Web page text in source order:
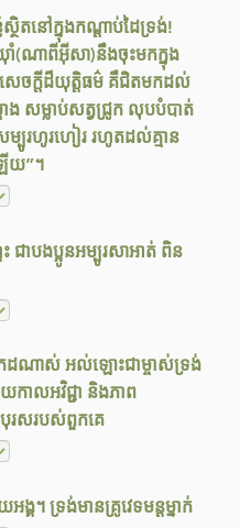
តនៅក្នុងកណ្តាប់ដៃទ្រង់!
(ណាពីអ៊ីសា)នឹងចុះមកក្នុង
សេចក្តីដ៏យុត្តិធម៌ គឺជិតមកដល់
សម្លាប់សត្វជ្រូក លុបបំបាត់
ម្បូរហូរហៀរ រហូតដល់គ្មាន
យ”។
ជាបងប្អូនអម្បូរសាអាត់ ពិន
ណាស់ អល់ឡោះជាម្ចាស់ទ្រង់
ាលអវិជ្ជា និងភាព
រសរបស់ពួកគេ
គ។ ទ្រង់មានគ្រូវេទមន្ដម្នាក់